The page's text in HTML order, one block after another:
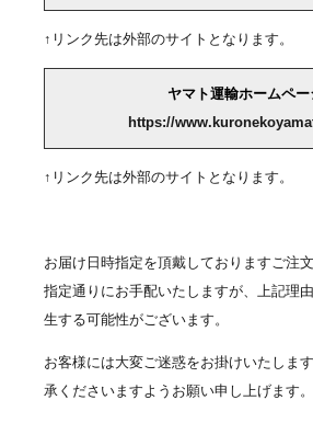
↑リンク先は外部のサイトとなります。
ヤマト運輸ホームペー
https://
↑リンク先は外部のサイトとなります。
お届け日時指定を頂戴しておりますご注
指定通りにお手配いたしますが、上記理
生する可能性がございます。
お客様には大変ご迷惑をお掛けいたしま
承くださいますようお願い申し上げます。